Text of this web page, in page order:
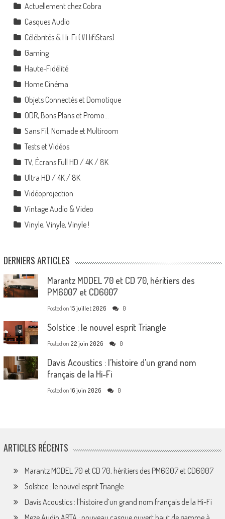
Actuellement chez Cobra
Casques Audio
Célébrités & Hi-Fi (#HifiStars)
Gaming
Haute-Fidélité
Home Cinéma
Objets Connectés et Domotique
ODR, Bons Plans et Promo…
Sans Fil, Nomade et Multiroom
Tests et Vidéos
TV, Écrans Full HD / 4K / 8K
Ultra HD / 4K / 8K
Vidéoprojection
Vintage Audio & Video
Vinyle, Vinyle, Vinyle !
DERNIERS ARTICLES
Marantz MODEL 70 et CD 70, héritiers des
PM6007 et CD6007
Posted on 15 juillet 2026 0
Solstice : le nouvel esprit Triangle
Posted on 22 juin 2026 0
Davis Acoustics : l’histoire d’un grand nom
français de la Hi-Fi
Posted on 16 juin 2026 0
ARTICLES RÉCENTS
Marantz MODEL 70 et CD 70, héritiers des PM6007 et CD6007
Solstice : le nouvel esprit Triangle
Davis Acoustics : l’histoire d’un grand nom français de la Hi-Fi